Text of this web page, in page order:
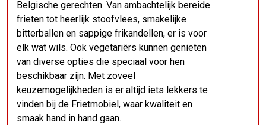
Belgische gerechten. Van ambachtelijk bereide
frieten tot heerlijk stoofvlees, smakelijke
bitterballen en sappige frikandellen, er is voor
elk wat wils. Ook vegetariërs kunnen genieten
van diverse opties die speciaal voor hen
beschikbaar zijn. Met zoveel
keuzemogelijkheden is er altijd iets lekkers te
vinden bij de Frietmobiel, waar kwaliteit en
smaak hand in hand gaan.